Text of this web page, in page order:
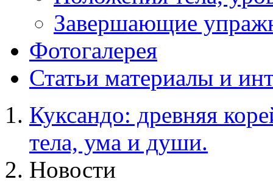
Завершающие
Фотогалерея
Статьи материалы и
Куксандо: древняя
тела, ума и души.
Новости